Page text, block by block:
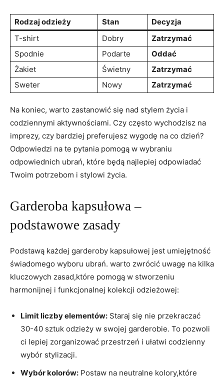
Rodzaj odzieży Stan
Decyzja
T-shirt
Dobry
Zatrzymać
Spodnie
Podarte
Oddać
Żakiet
Świetny
Zatrzymać
Sweter
Nowy Zatrzymać
Na koniec, warto zastanowić się nad stylem życia i
codziennymi aktywnościami. Czy często wychodzisz na
imprezy, czy bardziej preferujesz wygodę na co dzień?
Odpowiedzi na te pytania pomogą w wybraniu
odpowiednich ubrań, które będą najlepiej odpowiadać
Twoim potrzebom i stylowi życia.
Garderoba kapsułowa –
podstawowe zasady
Podstawą każdej garderoby kapsułowej jest umiejętność
świadomego wyboru ubrań. warto zwrócić uwagę na kilka
kluczowych zasad,które pomogą w stworzeniu
harmonijnej i funkcjonalnej kolekcji odzieżowej:
Limit liczby elementów: Staraj się nie przekraczać
30-40 sztuk odzieży w swojej garderobie. To pozwoli
ci lepiej zorganizować przestrzeń i ułatwi codzienny
wybór stylizacji.
Wybór kolorów: Postaw na neutralne kolory,które